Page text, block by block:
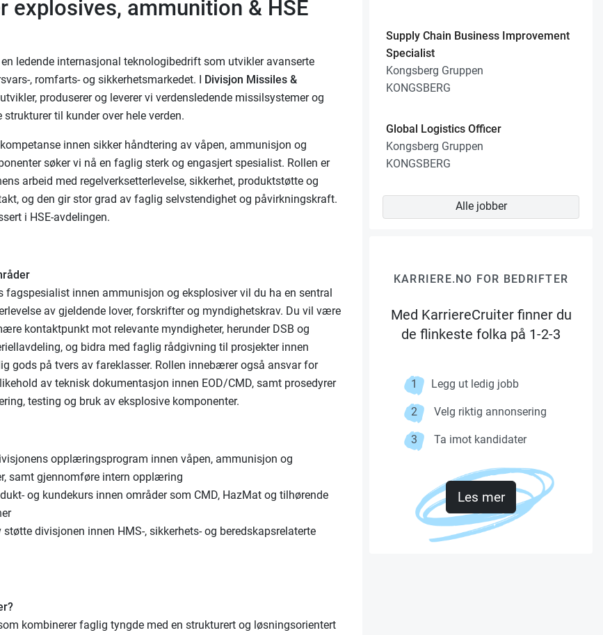
explosives, ammunition & HSE
en ledende internasjonal teknologibedrift som utvikler avanserte
, romfarts- og sikkerhetsmarkedet. I Divisjon Missiles &
utvikler, produserer og leverer vi verdensledende missilsystemer og
til kunder over hele verden.
innen sikker håndtering av våpen, ammunisjon og
søker vi nå en faglig sterk og engasjert spesialist. Rollen er
arbeid med regelverksetterlevelse, sikkerhet, produktstøtte og
og den gir stor grad av faglig selvstendighet og påvirkningskraft.
i HSE-avdelingen.
fagspesialist innen ammunisjon og eksplosiver vil du ha en sentral
av gjeldende lover, forskrifter og myndighetskrav. Du vil være
kontaktpunkt mot relevante myndigheter, herunder DSB og
og bidra med faglig rådgivning til prosjekter innen
gods på tvers av fareklasser. Rollen innebærer også ansvar for
av teknisk dokumentasjon innen EOD/CMD, samt prosedyrer
testing og bruk av eksplosive komponenter.
opplæringsprogram innen våpen, ammunisjon og
samt gjennomføre intern opplæring
og kundekurs innen områder som CMD, HazMat og tilhørende
støtte divisjonen innen HMS-, sikkerhets- og beredskapsrelaterte
kombinerer faglig tyngde med en strukturert og løsningsorientert
Supply Chain Business Improvement
Specialist
Kongsberg Gruppen
KONGSBERG
Global Logistics Officer
Kongsberg Gruppen
KONGSBERG
Alle jobber
KARRIERE.NO FOR BEDRIFTER
Med KarriereCruiter finner du
de flinkeste folka på 1-2-3
1 Legg ut ledig jobb
2 Velg riktig annonsering
3 Ta imot kandidater
Les mer